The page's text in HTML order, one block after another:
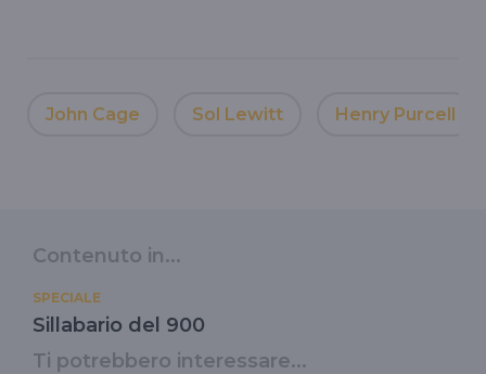
John Cage Sol Lewitt Henry Purcell
Contenuto in...
SPECIALE
Sillabario del 900
Ti potrebbero interessare...